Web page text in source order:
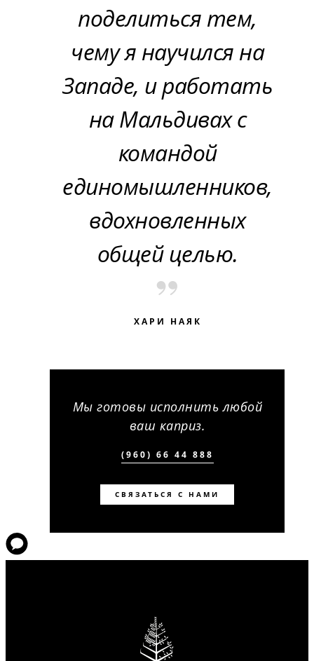
поделиться тем,
чему я научился на
Западе, и работать
на Мальдивах с
командой
единомышленников,
вдохновленных
общей целью.
ХАРИ НАЯК
Мы готовы исполнить любой
ваш каприз.
(960) 66 44 888
СВЯЗАТЬСЯ С НАМИ